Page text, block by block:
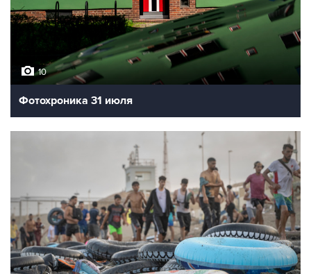
10
Фотохроника 31 июля